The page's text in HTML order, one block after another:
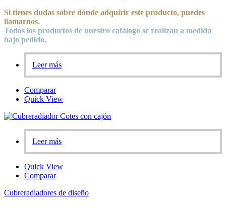
Si tienes dudas sobre dónde adquirir este producto, puedes
llamarnos.
Todos los productos de nuestro catálogo se realizan a medida
bajo pedido.
Leer más
Comparar
Quick View
Leer más
Quick View
Comparar
Cubreradiadores de diseño